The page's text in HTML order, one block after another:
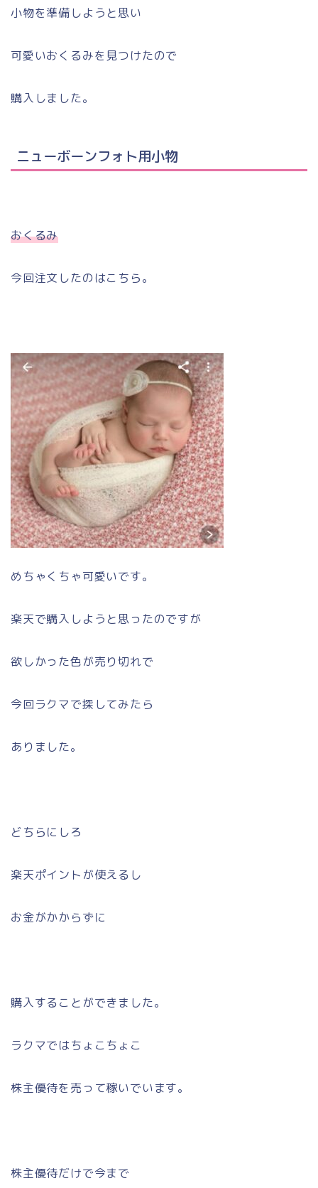
小物を準備しようと思い
可愛いおくるみを見つけたので
購入しました。
ニューボーンフォト用小物
おくるみ
今回注文したのはこちら。
めちゃくちゃ可愛いです。
楽天で購入しようと思ったのですが
欲しかった色が売り切れで
今回ラクマで探してみたら
ありました。
どちらにしろ
楽天ポイントが使えるし
お金がかからずに
購入することができました。
ラクマではちょこちょこ
株主優待を売って稼いでいます。
株主優待だけで今まで